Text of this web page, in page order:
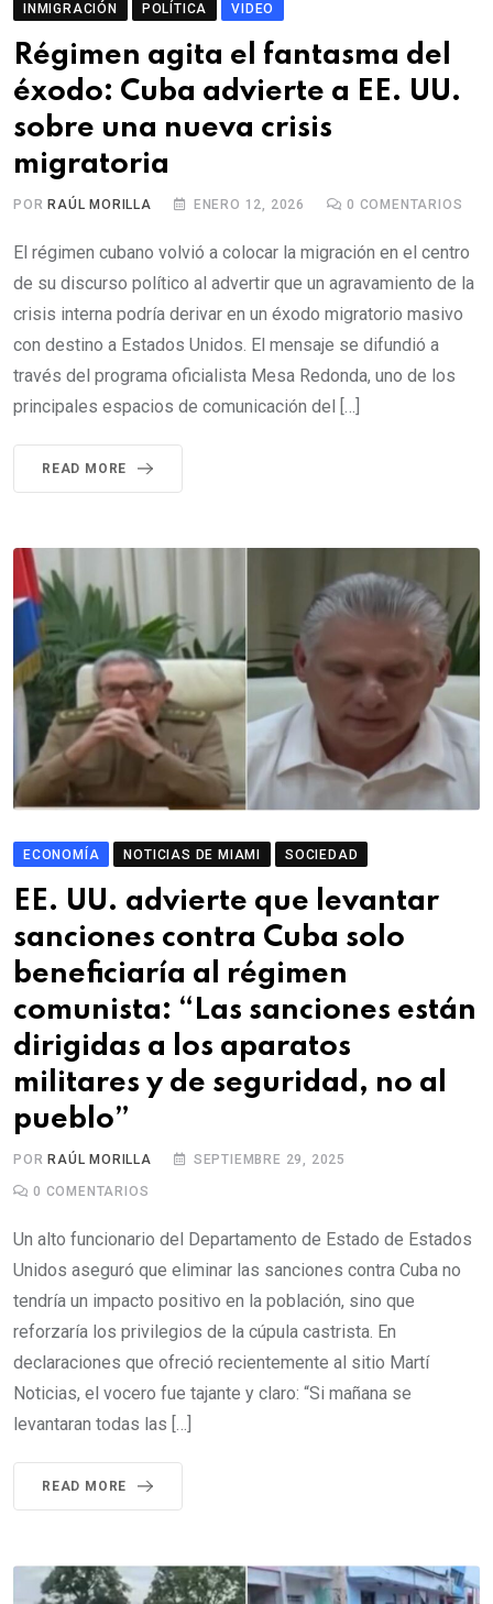
INMIGRACIÓN POLÍTICA VIDEO
Régimen agita el fantasma del
éxodo: Cuba advierte a EE. UU.
sobre una nueva crisis
migratoria
POR RAÚL MORILLA ENERO 12, 2026 0 COMENTARIOS
El régimen cubano volvió a colocar la migración en el centro
de su discurso político al advertir que un agravamiento de la
crisis interna podría derivar en un éxodo migratorio masivo
con destino a Estados Unidos. El mensaje se difundió a
través del programa oficialista Mesa Redonda, uno de los
principales espacios de comunicación del […]
READ MORE
ECONOMÍA NOTICIAS DE MIAMI SOCIEDAD
EE. UU. advierte que levantar
sanciones contra Cuba solo
beneficiaría al régimen
comunista: “Las sanciones están
dirigidas a los aparatos
militares y de seguridad, no al
pueblo”
PORRAÚL MORILLA SEPTIEMBRE 29, 2025
0 COMENTARIOS
Un alto funcionario del Departamento de Estado de Estados
Unidos aseguró que eliminar las sanciones contra Cuba no
tendría un impacto positivo en la población, sino que
reforzaría los privilegios de la cúpula castrista. En
declaraciones que ofreció recientemente al sitio Martí
Noticias, el vocero fue tajante y claro: “Si mañana se
levantaran todas las […]
READ MORE